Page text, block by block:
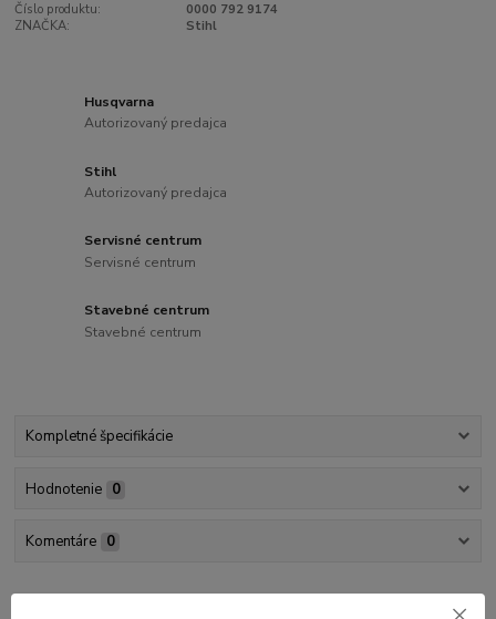
Číslo produktu:
0000 792 9174
ZNAČKA:
Stihl
Husqvarna
Autorizovaný predajca
Stihl
Autorizovaný predajca
Servisné centrum
Servisné centrum
Stavebné centrum
Stavebné centrum
Kompletné špecifikácie
Hodnotenie 0
Komentáre 0